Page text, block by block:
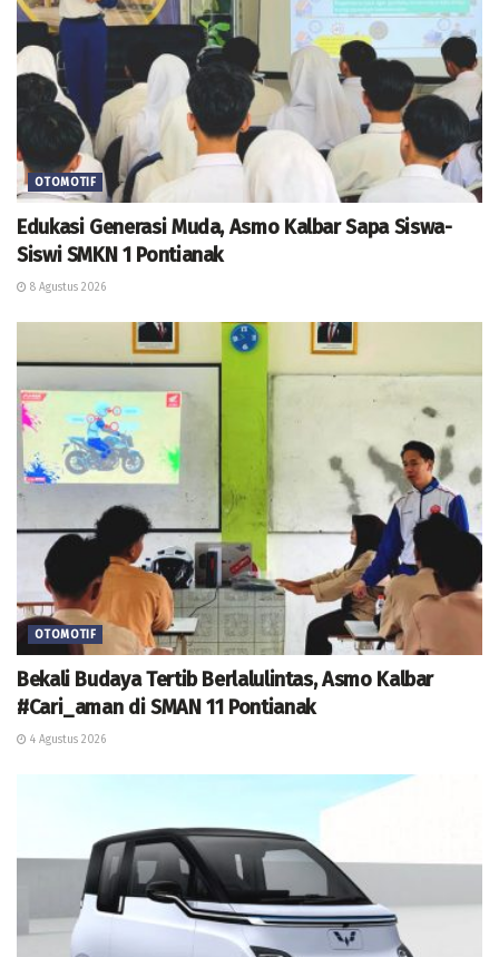
OTOMOTIF
Edukasi Generasi Muda, Asmo Kalbar Sapa Siswa-
Siswi SMKN 1 Pontianak
8 Agustus 2026
OTOMOTIF
Bekali Budaya Tertib Berlalulintas, Asmo Kalbar
#Cari_aman di SMAN 11 Pontianak
4 Agustus 2026